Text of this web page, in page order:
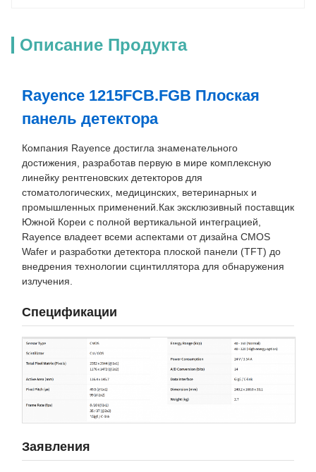
Описание Продукта
Rayence 1215FCB.FGB Плоская
панель детектора
Компания Rayence достигла знаменательного
достижения, разработав первую в мире комплексную
линейку рентгеновских детекторов для
стоматологических, медицинских, ветеринарных и
промышленных применений.Как эксклюзивный поставщик
Южной Кореи с полной вертикальной интеграцией,
Rayence владеет всеми аспектами от дизайна CMOS
Wafer и разработки детектора плоской панели (TFT) до
внедрения технологии сцинтиллятора для обнаружения
излучения.
Спецификации
Заявления